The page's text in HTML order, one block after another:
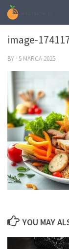
image-
BY · 5 MARCA 2025
YOU MAY